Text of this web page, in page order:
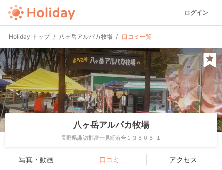
ログイン
Holiday トップ 八ヶ岳アルパカ牧場 口コミ一覧
八ヶ岳アルパカ牧場
長野県諏訪郡富士見町落合１３５０５-１
写真・動画 口コミ アクセス